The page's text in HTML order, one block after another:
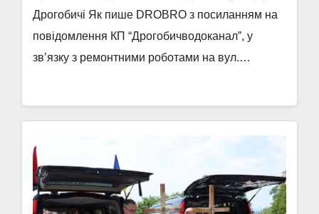
Дрогобичі Як пише DROBRO з посиланням на
повідомлення КП “Дрогобичводоканал”, у
звʼязку з ремонтними роботами на вул.…